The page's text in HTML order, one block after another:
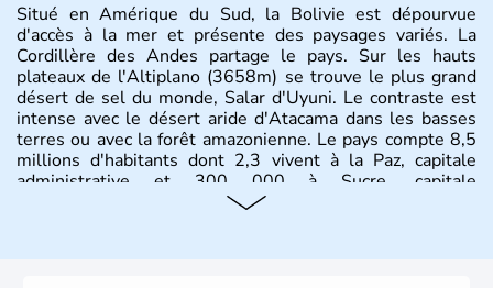
Situé en Amérique du Sud, la Bolivie est dépourvue
d'accès à la mer et présente des paysages variés. La
Cordillère des Andes partage le pays. Sur les hauts
plateaux de l'Altiplano (3658m) se trouve le plus grand
désert de sel du monde, Salar d'Uyuni. Le contraste est
intense avec le désert aride d'Atacama dans les basses
terres ou avec la forêt amazonienne. Le pays compte 8,5
millions d'habitants dont 2,3 vivent à la Paz, capitale
administrative et 300 000 à Sucre, capitale